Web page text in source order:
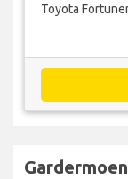
Toyota